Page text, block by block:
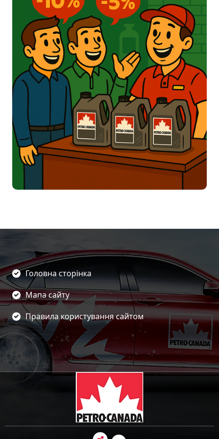
Головна сторінка
Мапа сайту
Правила користування сайтом